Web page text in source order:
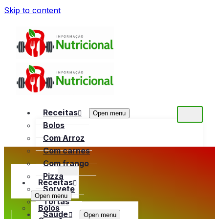
Skip to content
Receitas Open menu
Bolos
Com Arroz
Com carnes
Com frango
Pizza
Sorvete
Tortas
Saúde
Open menu
Receitas
Open menu
Bolos